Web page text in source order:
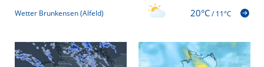
Wetter Brunkensen (Alfeld) 20°C/11°C